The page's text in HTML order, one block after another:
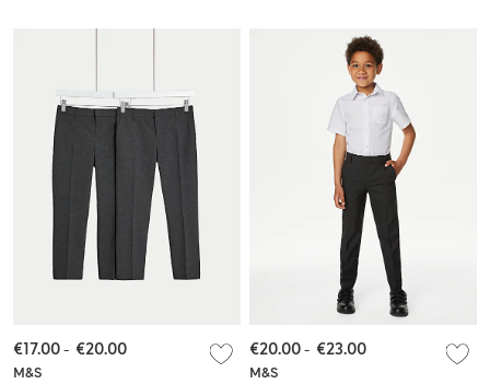
M&S
€17.00- €20.00
M&S
€20.00- €23.00